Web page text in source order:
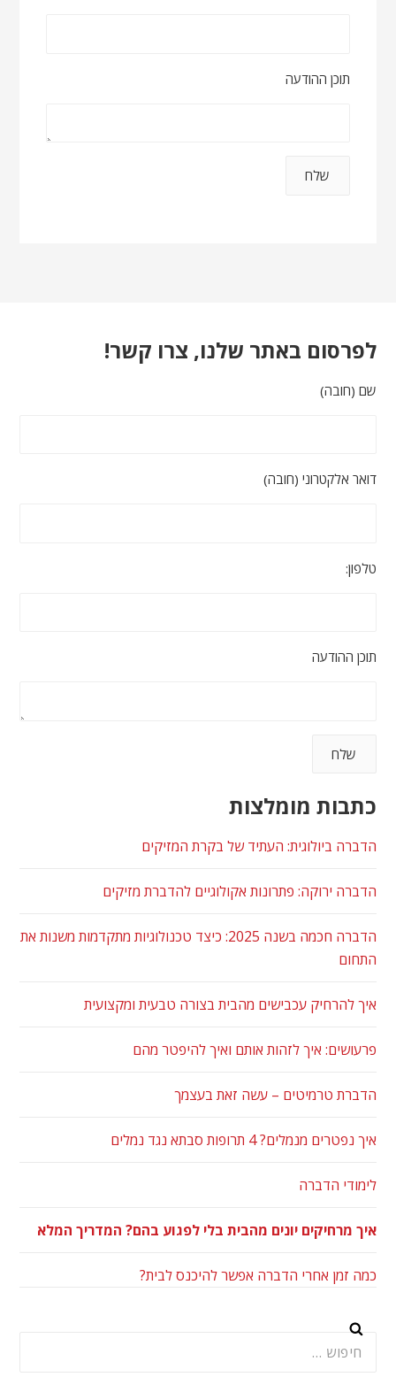
תוכן ההודעה
לפרסום באתר שלנו, צרו קשר!
שם (חובה)
דואר אלקטרוני (חובה)
טלפון:
תוכן ההודעה
כתבות מומלצות
הדברה ביולוגית: העתיד של בקרת המזיקים
הדברה ירוקה: פתרונות אקולוגיים להדברת מזיקים
הדברה חכמה בשנה 2025: כיצד טכנולוגיות מתקדמות משנות את
התחום
איך להרחיק עכבישים מהבית בצורה טבעית ומקצועית
פרעושים: איך לזהות אותם ואיך להיפטר מהם
הדברת טרמיטים – עשה זאת בעצמך
איך נפטרים מנמלים? 4 תרופות סבתא נגד נמלים
לימודי הדברה
איך מרחיקים יונים מהבית בלי לפגוע בהם? המדריך המלא
כמה זמן אחרי הדברה אפשר להיכנס לבית?
חיפוש: